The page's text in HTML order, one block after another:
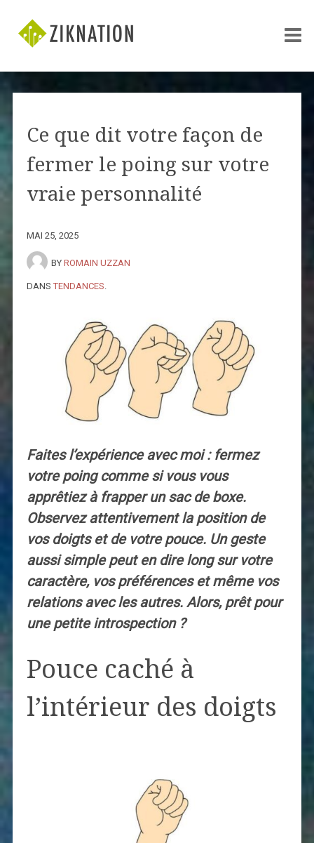
Ce que dit votre façon de
fermer le poing sur votre
vraie personnalité
MAI 25, 2025
BY ROMAIN UZZAN
DANS TENDANCES
Faites l’expérience avec moi : fermez
votre poing comme si vous vous
apprêtiez à frapper un sac de boxe.
Observez attentivement la position de
vos doigts et de votre pouce. Un geste
aussi simple peut en dire long sur votre
caractère, vos préférences et même vos
relations avec les autres. Alors, prêt pour
une petite introspection ?
Pouce caché à
l’intérieur des doigts